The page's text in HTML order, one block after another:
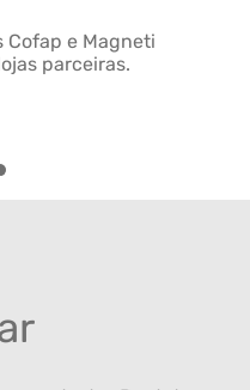
Cofap e Magneti
parceiras.